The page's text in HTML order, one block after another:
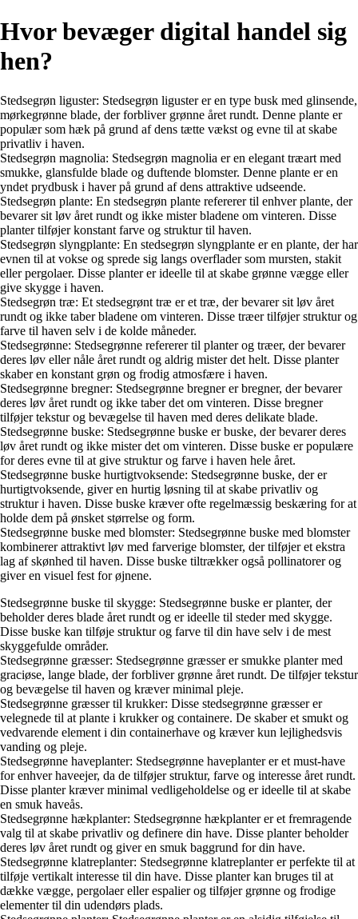
Hvor bevæger digital handel sig
hen?
Stedsegrøn liguster: Stedsegrøn liguster er en type busk med glinsende,
mørkegrønne blade, der forbliver grønne året rundt. Denne plante er
populær som hæk på grund af dens tætte vækst og evne til at skabe
privatliv i haven.
Stedsegrøn magnolia: Stedsegrøn magnolia er en elegant træart med
smukke, glansfulde blade og duftende blomster. Denne plante er en
yndet prydbusk i haver på grund af dens attraktive udseende.
Stedsegrøn plante: En stedsegrøn plante refererer til enhver plante, der
bevarer sit løv året rundt og ikke mister bladene om vinteren. Disse
planter tilføjer konstant farve og struktur til haven.
Stedsegrøn slyngplante: En stedsegrøn slyngplante er en plante, der har
evnen til at vokse og sprede sig langs overflader som mursten, stakit
eller pergolaer. Disse planter er ideelle til at skabe grønne vægge eller
give skygge i haven.
Stedsegrøn træ: Et stedsegrønt træ er et træ, der bevarer sit løv året
rundt og ikke taber bladene om vinteren. Disse træer tilføjer struktur og
farve til haven selv i de kolde måneder.
Stedsegrønne: Stedsegrønne refererer til planter og træer, der bevarer
deres løv eller nåle året rundt og aldrig mister det helt. Disse planter
skaber en konstant grøn og frodig atmosfære i haven.
Stedsegrønne bregner: Stedsegrønne bregner er bregner, der bevarer
deres løv året rundt og ikke taber det om vinteren. Disse bregner
tilføjer tekstur og bevægelse til haven med deres delikate blade.
Stedsegrønne buske: Stedsegrønne buske er buske, der bevarer deres
løv året rundt og ikke mister det om vinteren. Disse buske er populære
for deres evne til at give struktur og farve i haven hele året.
Stedsegrønne buske hurtigtvoksende: Stedsegrønne buske, der er
hurtigtvoksende, giver en hurtig løsning til at skabe privatliv og
struktur i haven. Disse buske kræver ofte regelmæssig beskæring for at
holde dem på ønsket størrelse og form.
Stedsegrønne buske med blomster: Stedsegrønne buske med blomster
kombinerer attraktivt løv med farverige blomster, der tilføjer et ekstra
lag af skønhed til haven. Disse buske tiltrækker også pollinatorer og
giver en visuel fest for øjnene.
Stedsegrønne buske til skygge: Stedsegrønne buske er planter, der
beholder deres blade året rundt og er ideelle til steder med skygge.
Disse buske kan tilføje struktur og farve til din have selv i de mest
skyggefulde områder.
Stedsegrønne græsser: Stedsegrønne græsser er smukke planter med
graciøse, lange blade, der forbliver grønne året rundt. De tilføjer tekstur
og bevægelse til haven og kræver minimal pleje.
Stedsegrønne græsser til krukker: Disse stedsegrønne græsser er
velegnede til at plante i krukker og containere. De skaber et smukt og
vedvarende element i din containerhave og kræver kun lejlighedsvis
vanding og pleje.
Stedsegrønne haveplanter: Stedsegrønne haveplanter er et must-have
for enhver haveejer, da de tilføjer struktur, farve og interesse året rundt.
Disse planter kræver minimal vedligeholdelse og er ideelle til at skabe
en smuk haveås.
Stedsegrønne hækplanter: Stedsegrønne hækplanter er et fremragende
valg til at skabe privatliv og definere din have. Disse planter beholder
deres løv året rundt og giver en smuk baggrund for din have.
Stedsegrønne klatreplanter: Stedsegrønne klatreplanter er perfekte til at
tilføje vertikalt interesse til din have. Disse planter kan bruges til at
dække vægge, pergolaer eller espalier og tilføjer grønne og frodige
elementer til din udendørs plads.